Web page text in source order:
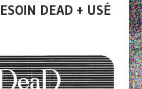
DEAD + USÉ